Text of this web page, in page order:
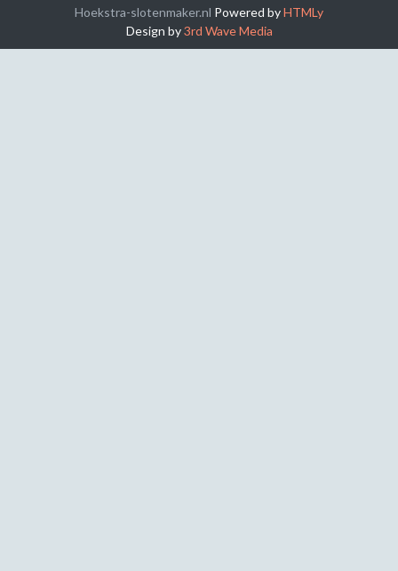
Hoekstra-slotenmaker.nl Powered byHTMLy
Design by3rd Wave Media